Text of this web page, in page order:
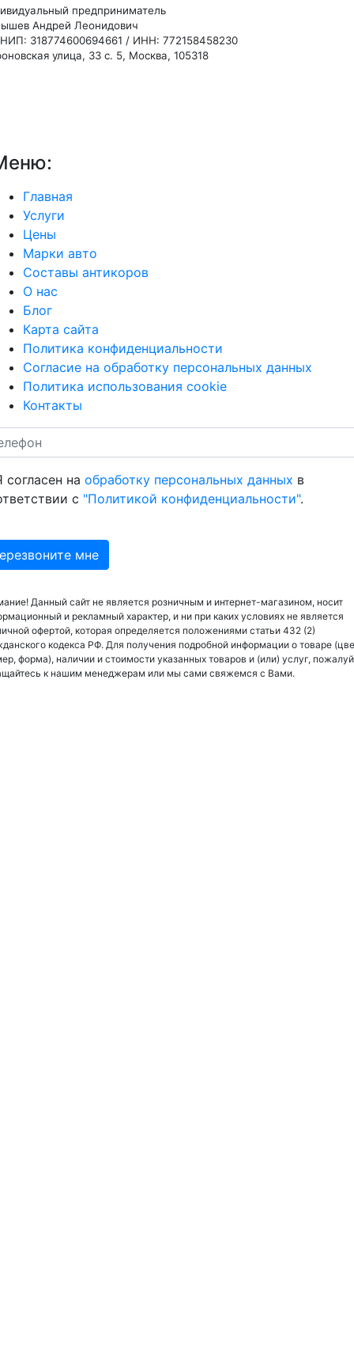
предприниматель
Андрей Леонидович
318774600694661 / ИНН: 772158458230
улица, 33 с. 5, Москва, 105318
Главная
Услуги
Цены
Марки авто
Составы антикоров
О нас
Блог
Карта сайта
Политика конфиденциальности
Согласие на обработку персональных данных
Политика использования cookie
Контакты
согласен на обработку персональных данных в
с "Политикой конфиденциальности".
Данный сайт не является розничным и интернет-магазином, носит
и рекламный характер, и ни при каких условиях не является
офертой, которая определяется положениями статьи 432 (2)
кодекса РФ. Для получения подробной информации о товаре
форма), наличии и стоимости указанных товаров и (или) услуг,
к нашим менеджерам или мы сами свяжемся с Вами.